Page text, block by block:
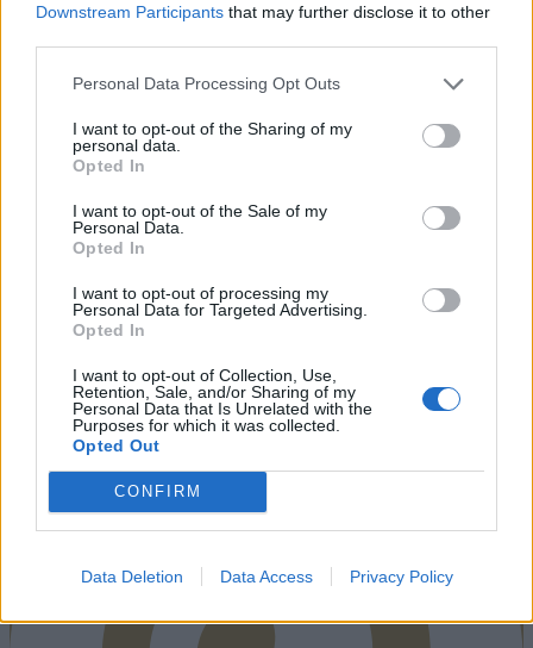
Downstream Participants that may further disclose it to other
Personal Data Processing Opt Outs
I want to opt-out of the Sharing of my
personal data.
Opted In
I want to opt-out of the Sale of my
Personal Data.
Opted In
I want to opt-out of processing my
Personal Data for Targeted Advertising.
Opted In
I want to opt-out of Collection, Use,
Retention, Sale, and/or Sharing of my
Personal Data that Is Unrelated with the
Purposes for which it was collected.
Opted Out
CONFIRM
Data Deletion Data Access Privacy Policy
Pinterest